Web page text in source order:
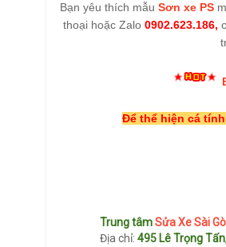
Bạn yêu thích mẫu Sơn xe PS
thoại hoặc Zalo 0902.623.186,
Để thể hiện cá
Trung tâmSửa Xe Sài
Địa chỉ: 495 Lê Trọng